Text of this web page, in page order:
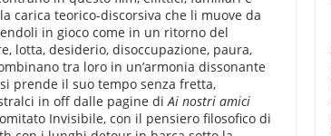
carica teorico-discorsiva che li muove da
in gioco come in un ritorno del
lotta, desiderio, disoccupazione, paura,
tra loro in un’armonia dissonante
prende il suo tempo senza fretta,
in off dalle pagine di Ai nostri amici
Invisibile, con il pensiero filosofico di